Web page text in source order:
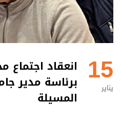
15
يناير
انعقاد اجتماع
برئاسة مدير
المسيلة